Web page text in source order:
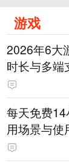
游戏
2026年6大
时长与多端
每天免费
用场景与使